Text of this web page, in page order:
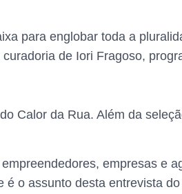
para englobar toda a
de Iori Fragoso,
Calor da Rua. Além da
empresas e
o assunto desta entrevista